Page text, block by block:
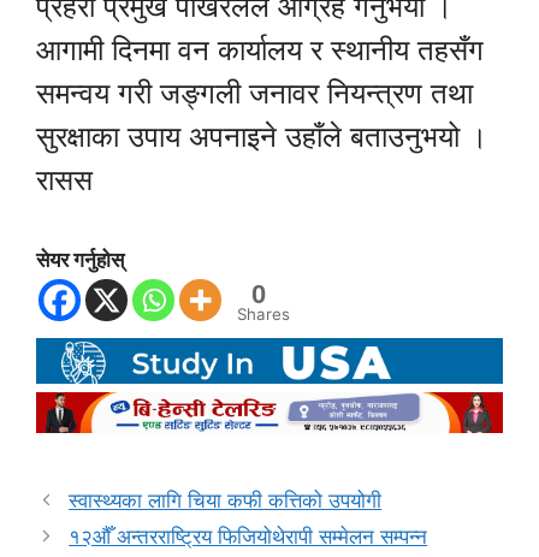
आगामी दिनमा वन कार्यालय र स्थानीय तहसँग
समन्वय गरी जङ्गली जनावर नियन्त्रण तथा
सुरक्षाका उपाय अपनाइने उहाँले बताउनुभयो ।
रासस
सेयर गर्नुहोस्
0
Shares
स्वास्थ्यका लागि चिया कफी कत्तिको उपयोगी
१२औँ अन्तरराष्ट्रिय फिजियोथेरापी सम्मेलन सम्पन्न